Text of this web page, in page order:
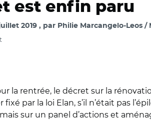
est enfin paru
2019 par Philie Marcangelo-Leos /
la rentrée, le décret sur la
fixé par la loi Elan, s’il n’était pas
sur un panel d’actions et